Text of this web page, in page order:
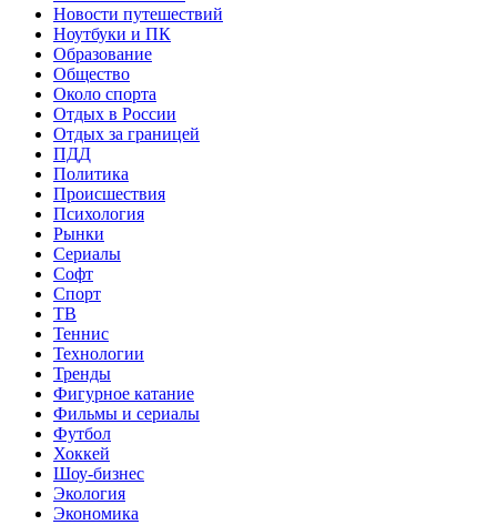
Новости путешествий
Ноутбуки и ПК
Образование
Общество
Около спорта
Отдых в России
Отдых за границей
ПДД
Политика
Происшествия
Психология
Рынки
Сериалы
Софт
Спорт
ТВ
Теннис
Технологии
Тренды
Фигурное катание
Фильмы и сериалы
Футбол
Хоккей
Шоу-бизнес
Экология
Экономика